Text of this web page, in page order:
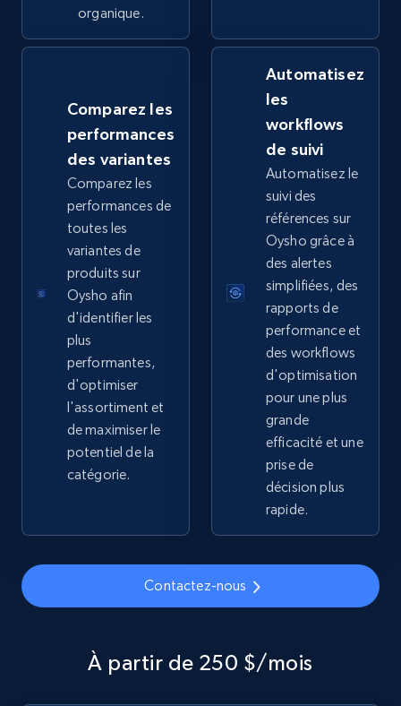
web using keywords
URL, Product id, Title, Product description,
Rating, Reviews count, Images, Variations, and
2.4K+ Commencer
Home Depot US
URL, Domain, Country code, Model number,
Sku, Product id, Product name, Manufacturer,
and more.
Commencer
Home Depot US - Gather data on products
using specified keywords
URL, Domain, Country code, Model number,
Sku, Product id, Product name, Manufacturer,
specified URL
organique.
Comparez les
performances
des variantes
Comparez les
performances de
toutes les
variantes de
produits sur
Oysho afin
d'identifier les
plus
performantes,
d'optimiser
l'assortiment et
de maximiser le
potentiel de la
catégorie.
Automatisez
les
workflows
de suivi
Automatisez le
suivi des
références sur
Oysho grâce à
des alertes
simplifiées, des
rapports de
performance et
des workflows
d'optimisation
pour une plus
grande
efficacité et une
prise de
décision plus
rapide.
Contactez-nous
À partir de 250 $/mois